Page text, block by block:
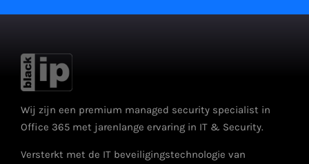
Wij zijn een premium managed security specialist in
Office 365 met jarenlange ervaring in IT & Security.
Versterkt met de IT beveiligingstechnologie van